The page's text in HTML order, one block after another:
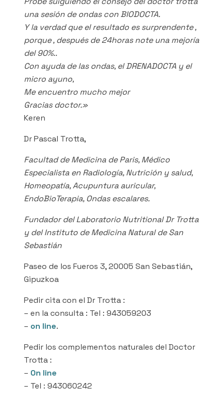
una sesión de ondas con BIODOCTA.
Y la verdad que el resultado es surprendente ,
porque , después de 24horas note una mejoría
del 90%..
Con ayuda de las ondas, el DRENADOCTA y el
micro ayuno,
Me encuentro mucho mejor
Gracias doctor.»
Keren
Dr Pascal Trotta,
Facultad de Medicina de Paris, Médico
Especialista en Radiología, Nutrición y salud,
Homeopatía, Acupuntura auricular,
EndoBioTerapia, Ondas escalares.
Fundador del Laboratorio Nutritional Dr Trotta
y del Instituto de Medicina Natural de San
Sebastián
Paseo de los Fueros 3, 20005 San Sebastián,
Gipuzkoa
Pedir cita con el Dr Trotta :
– en la consulta : Tel : 943059203
– on line.
Pedir los complementos naturales del Doctor
Trotta :
– On line
– Tel : 943060242